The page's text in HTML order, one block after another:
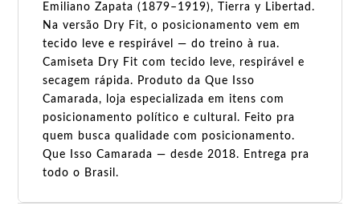
Emiliano Zapata (1879–1919), Tierra y Libertad.
Na versão Dry Fit, o posicionamento vem em
tecido leve e respirável — do treino à rua.
Camiseta Dry Fit com tecido leve, respirável e
secagem rápida. Produto da Que Isso
Camarada, loja especializada em itens com
posicionamento político e cultural. Feito pra
quem busca qualidade com posicionamento.
Que Isso Camarada — desde 2018. Entrega pra
todo o Brasil.